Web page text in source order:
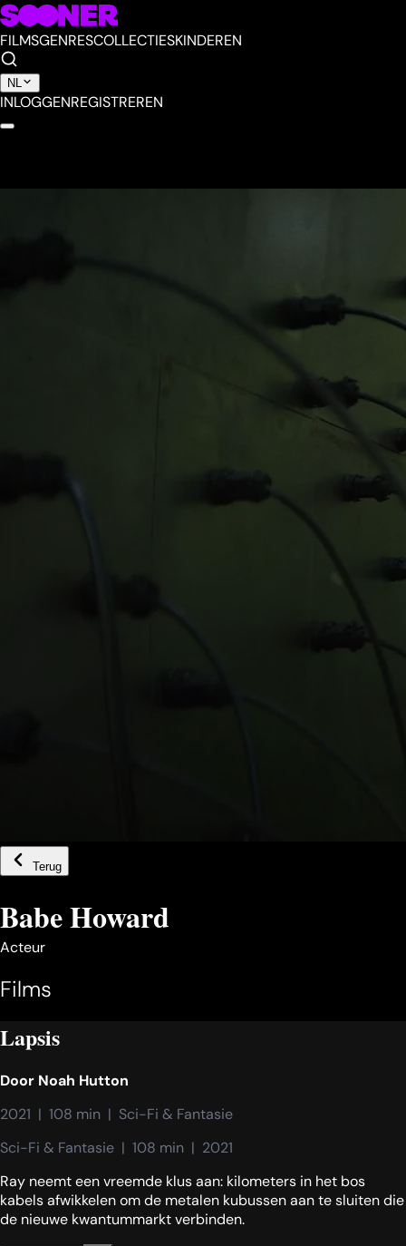
FILMSGENRESCOLLECTIESKINDEREN
NL
INLOGGENREGISTREREN
Terug
Babe Howard
Acteur
Films
Lapsis
Door Noah Hutton
2021  |  108 min  |  Sci-Fi & Fantasie
Sci-Fi & Fantasie  |  108 min  |  2021
Ray neemt een vreemde klus aan: kilometers in het bos
kabels afwikkelen om de metalen kubussen aan te sluiten die
de nieuwe kwantummarkt verbinden.